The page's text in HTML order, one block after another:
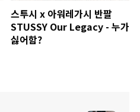
스투시 x 아워레가시 반팔
STUSSY Our Legacy - 누가
싫어함?